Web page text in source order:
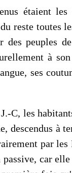
étaient
reste toutes
des peuples
à
ses
C, les
descendus à
par
passive, car